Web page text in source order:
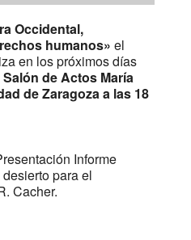
Occidental,
humanos» el
en los próximos días
Salón de Actos María
de Zaragoza a las 18
Informe
para el
Cacher.